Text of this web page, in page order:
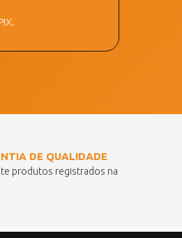
DE QUALIDADE
produtos registrados na